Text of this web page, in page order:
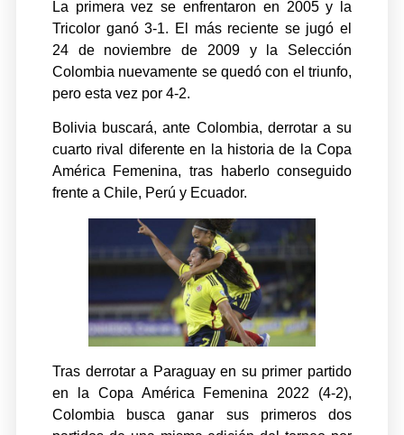
La primera vez se enfrentaron en 2005 y la
Tricolor ganó 3-1. El más reciente se jugó el
24 de noviembre de 2009 y la Selección
Colombia nuevamente se quedó con el triunfo,
pero esta vez por 4-2.
Bolivia buscará, ante Colombia, derrotar a su
cuarto rival diferente en la historia de la Copa
América Femenina, tras haberlo conseguido
frente a Chile, Perú y Ecuador.
Tras derrotar a Paraguay en su primer partido
en la Copa América Femenina 2022 (4-2),
Colombia busca ganar sus primeros dos